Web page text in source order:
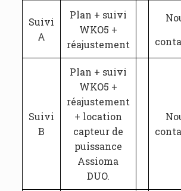
Suivi
A
Plan + suivi
WKO5 +
réajustement
Suivi
B
Plan + suivi
WKO5 +
réajustement
+ location
capteur de
puissance
Assioma
DUO.